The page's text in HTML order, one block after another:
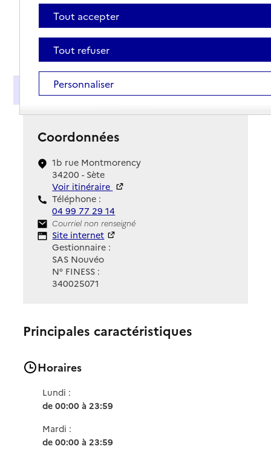
Présentation
Coordonnées
1b rue Montmorency
34200 - Sète
Voir itinéraire
Téléphone :
04 99 77 29 14
Contact
Courriel non renseigné
Site Internet
Site internet
Gestionnaire :
SAS Nouvéo
N° FINESS :
340025071
Principales caractéristiques
Horaires
Lundi :
de 00:00 à 23:59
Mardi :
de 00:00 à 23:59
Tout accepter
Tout refuser
Personnaliser